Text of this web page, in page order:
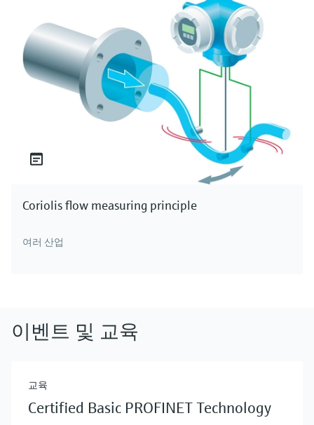
Coriolis flow measuring principle
여러 산업
이벤트 및 교육
교육
Certified Basic PROFINET Technology